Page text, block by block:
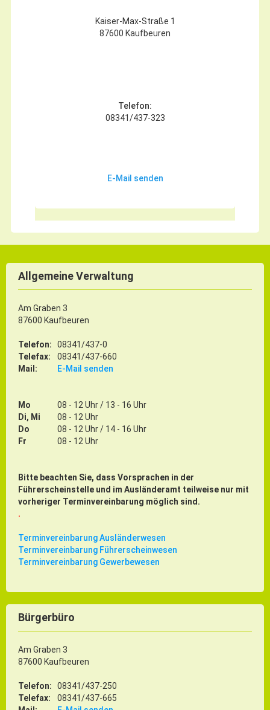
Kaiser-Max-Straße 1
87600 Kaufbeuren
Telefon:
08341/437-323
E-Mail senden
Allgemeine Verwaltung
Am Graben 3
87600 Kaufbeuren
Telefon:
08341/437-0
Telefax:
08341/437-660
Mail:
E-Mail senden
Mo
08 - 12 Uhr / 13 - 16 Uhr
Di, Mi
08 - 12 Uhr
Do
08 - 12 Uhr / 14 - 16 Uhr
Fr
08 - 12 Uhr
Bitte beachten Sie, dass Vorsprachen in der
Führerscheinstelle und im Ausländeramt teilweise nur mit
vorheriger Terminvereinbarung möglich sind.
.
Terminvereinbarung Ausländerwesen
Terminvereinbarung Führerscheinwesen
Terminvereinbarung Gewerbewesen
Bürgerbüro
Am Graben 3
87600 Kaufbeuren
Telefon:
08341/437-250
Telefax:
08341/437-665